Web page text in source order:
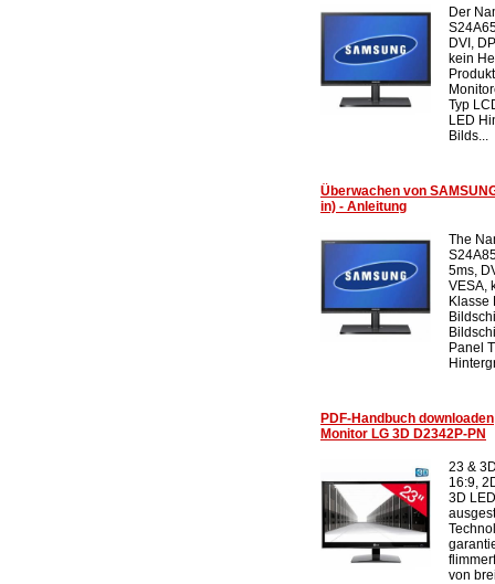
Der
DVI,
kein
Typ
LED
Bilds...
Überwachen von
in) - Anleitung
The
5ms,
VESA,
Klasse
Panel
PDF-Handbuch downloaden
Monitor LG 3D D2342P-PN
23 &
16:9,
3D
von